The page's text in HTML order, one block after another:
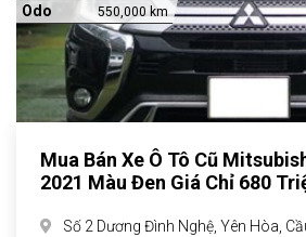
Odo 550,000 km
Mua Bán Xe Ô Tô Cũ
2021 Màu Đen Giá Chỉ 680
Số 2 Dương Đình Nghệ, Yên Hòa,